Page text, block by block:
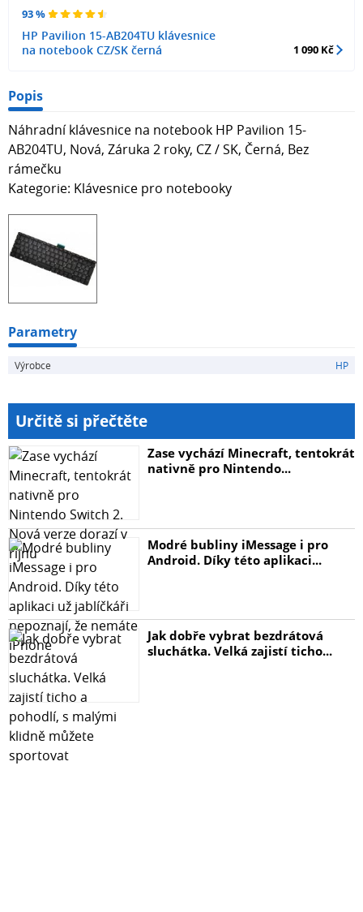
93 %
HP Pavilion 15-AB204TU klávesnice
na notebook CZ/SK černá
1 090 Kč
Popis
Náhradní klávesnice na notebook HP Pavilion 15-
AB204TU, Nová, Záruka 2 roky, CZ / SK, Černá, Bez
rámečku
Kategorie: Klávesnice pro notebooky
Parametry
Výrobce HP
Určitě si přečtěte
Zase vychází Minecraft, tentokrát
nativně pro Nintendo...
Modré bubliny iMessage i pro
Android. Díky této aplikaci...
Jak dobře vybrat bezdrátová
sluchátka. Velká zajistí ticho...